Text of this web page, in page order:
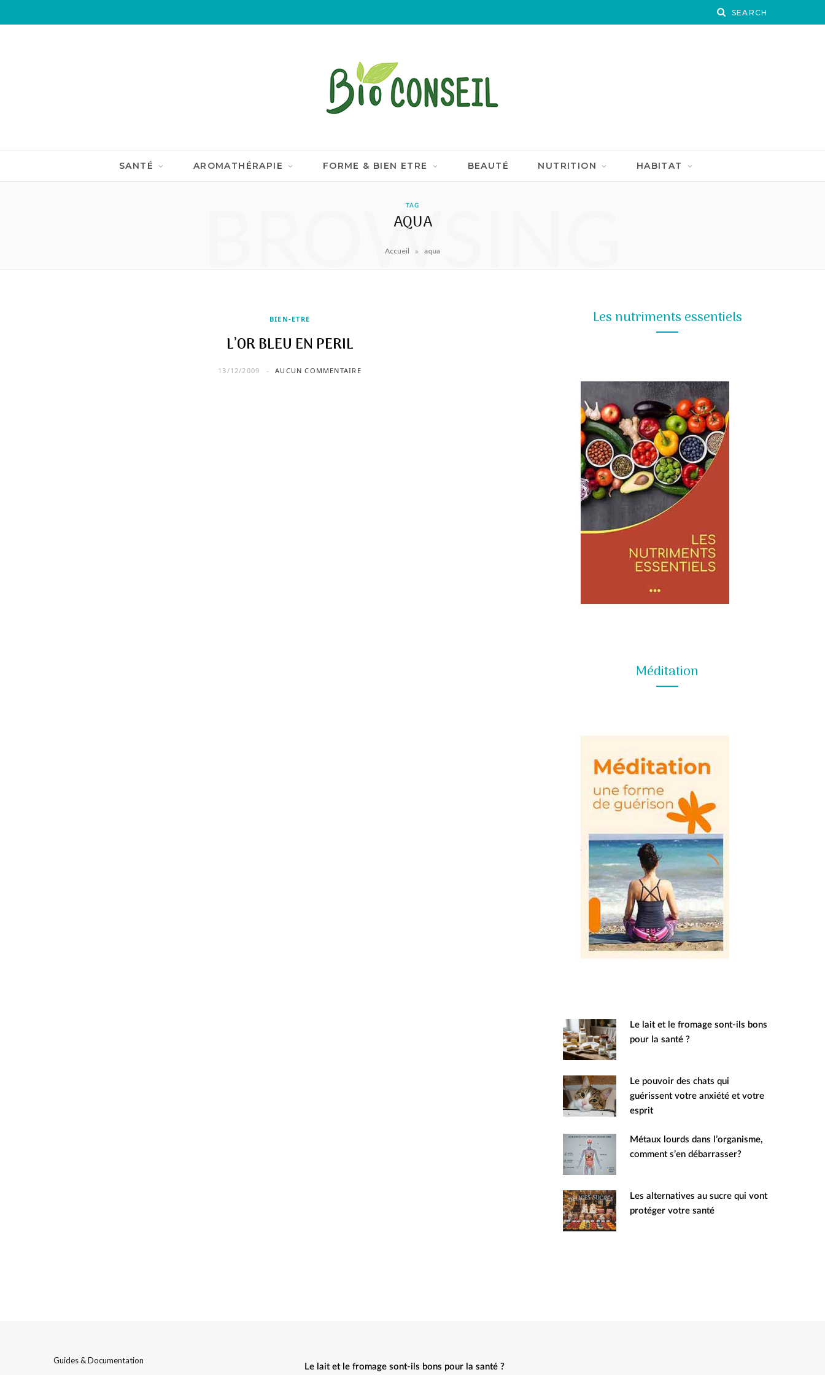
SANTÉ AROMATHÉRAPIE FORME & BIEN ETRE BEAUTÉ NUTRITION HABITAT
TAG
AQUA
BROWSING
Accueil » aqua
BIEN-ETRE
L’OR BLEU EN PERIL
13/12/2009 AUCUN COMMENTAIRE
Les nutriments essentiels
Méditation
Le lait et le fromage sont-ils bons
pour la santé ?
Le pouvoir des chats qui
guérissent votre anxiété et votre
esprit
Métaux lourds dans l’organisme,
comment s’en débarrasser?
Les alternatives au sucre qui vont
protéger votre santé
Guides & Documentation
Le lait et le fromage sont-ils bons pour la santé ?